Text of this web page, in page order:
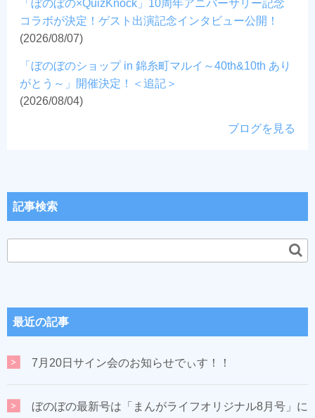
「ぼのぼの×QuizKnock」10周年アニバーサリー記念
コラボが決定！ゲスト出演記念インタビュー公開！
(2026/08/07)
「ぼのぼのショップ in 錦糸町マルイ～40th&10th あり
がとう～」開催決定！＜追記＞
(2026/08/04)
ブログを見る
記事検索
最近の記事
7月20日サイン会のお知らせでぃす！！
ぼのぼの最新号は「まんがライフオリジナル8月号」に